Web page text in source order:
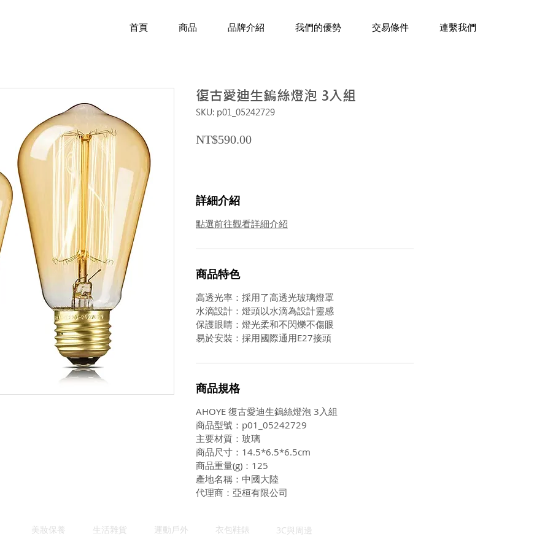
首頁 商品 品牌介紹 我們的優勢 交易條件 連繫我們
復古愛迪生鎢絲燈泡 3入組
SKU: p01_05242729
NT$590.00Price
詳細介紹
點選前往觀看詳細介紹
商品特色
高透光率：採用了高透光玻璃燈罩
水滴設計：燈頭以水滴為設計靈感
保護眼睛：燈光柔和不閃爍不傷眼
易於安裝：採用國際通用E27接頭
商品規格
AHOYE 復古愛迪生鎢絲燈泡 3入組
商品型號：p01_05242729
主要材質：玻璃
商品尺寸：14.5*6.5*6.5cm
商品重量(g)：125
產地名稱：中國大陸
代理商：亞桓有限公司
美妝保養 生活雜貨 運動戶外 衣包鞋錶 3C與周邊